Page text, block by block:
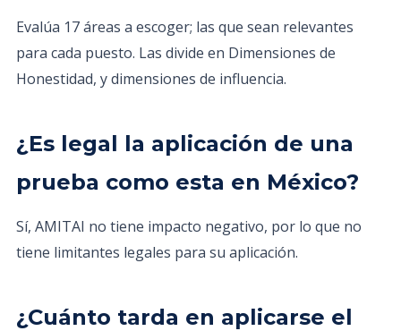
Evalúa 17 áreas a escoger; las que sean relevantes
para cada puesto. Las divide en Dimensiones de
Honestidad, y dimensiones de influencia.
¿Es legal la aplicación de una
prueba como esta en México?
Sí, AMITAI no tiene impacto negativo, por lo que no
tiene limitantes legales para su aplicación.
¿Cuánto tarda en aplicarse el